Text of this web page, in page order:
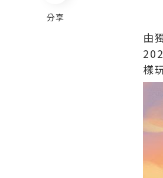
由
樣
分享